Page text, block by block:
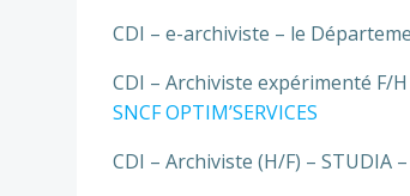
CDI – e-archiviste – le
CDI – Archiviste expérimenté F/H
SNCF OPTIM’SERVICES
CDI – Archiviste (H/F) – STUDIA